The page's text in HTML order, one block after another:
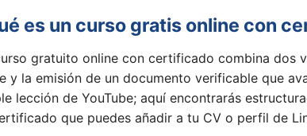
es un curso gratis online con
gratuito online con certificado combina dos
y la emisión de un documento verificable que
lección de YouTube; aquí encontrarás
que puedes añadir a tu CV o perfil de